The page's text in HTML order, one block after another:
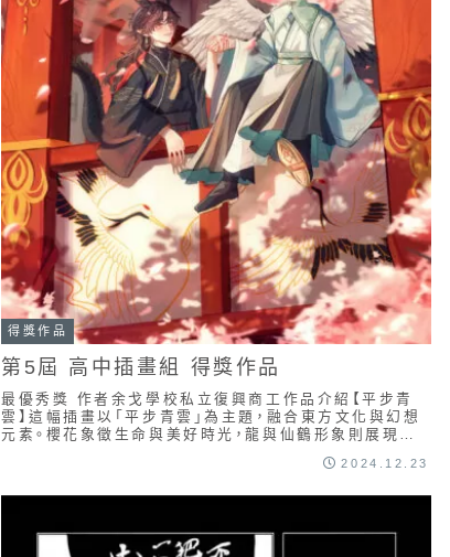
得獎作品
第5屆 高中插畫組 得獎作品
最優秀獎 作者余戈學校私立復興商工作品介紹【平步青
雲】這幅插畫以「平步青雲」為主題，融合東方文化與幻想
元素。櫻花象徵生命與美好時光，龍與仙鶴形象則展現力
2024.12.23